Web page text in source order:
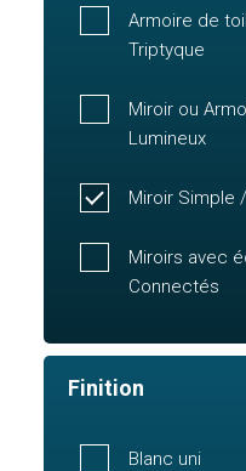
Armoire de
Triptyque
Miroir ou
Lumineux
Miroir Simple
Miroirs avec
Connectés
Finition
Blanc uni